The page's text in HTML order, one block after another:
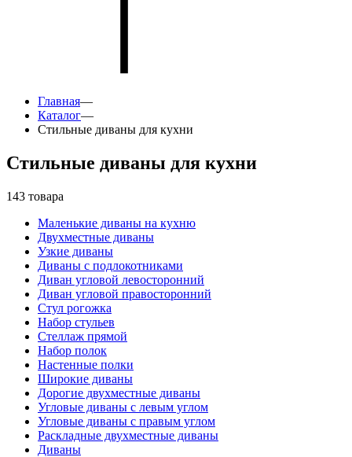
Главная—
Каталог—
Стильные диваны для кухни
Стильные диваны для кухни
143 товара
Маленькие диваны на кухню
Двухместные диваны
Узкие диваны
Диваны с подлокотниками
Диван угловой левосторонний
Диван угловой правосторонний
Стул рогожка
Набор стульев
Стеллаж прямой
Набор полок
Настенные полки
Широкие диваны
Дорогие двухместные диваны
Угловые диваны с левым углом
Угловые диваны с правым углом
Раскладные двухместные диваны
Диваны